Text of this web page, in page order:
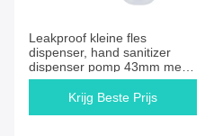
Leakproof kleine fles
dispenser, hand sanitizer
dispenser pomp 43mm met
lange mond
Krijg Beste Prijs